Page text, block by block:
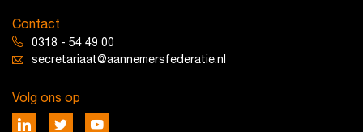
Contact
0318 - 54 49 00
secretariaat@aannemersfederatie.nl
Volg ons op